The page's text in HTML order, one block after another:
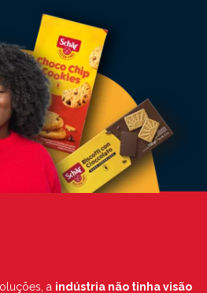
a indústria não tinha visão